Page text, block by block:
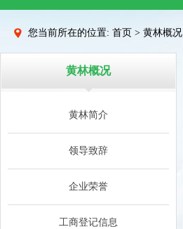
您当前所在的位置: 首页 > 黄林概况
黄林概况
黄林简介
领导致辞
企业荣誉
工商登记信息